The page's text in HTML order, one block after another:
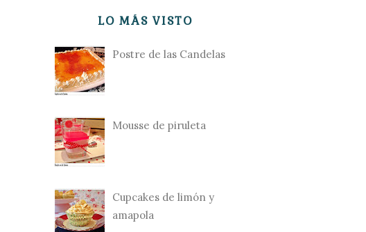
LO MÁS VISTO
Postre de las Candelas
Mousse de piruleta
Cupcakes de limón y
amapola